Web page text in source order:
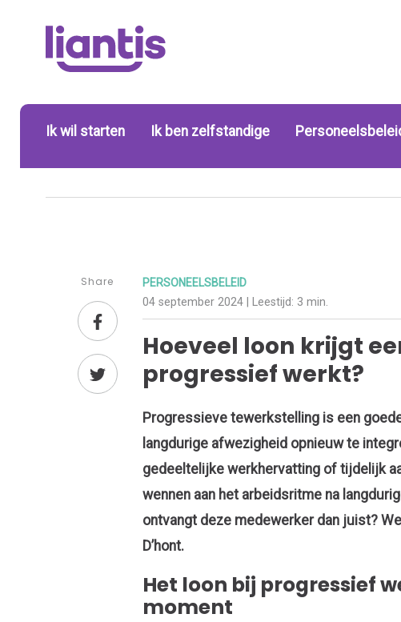
Ik wil starten Ik ben zelfstandige
Share PERSONEELSBELEID
04 september 2024 | Leestijd: 3 min.
Hoeveel loon krijgt
progressief werkt?
Progressieve tewerkstelling is een
langdurige afwezigheid opnieuw te
gedeeltelijke werkhervatting of tijdelijk
wennen aan het arbeidsritme na
ontvangt deze medewerker dan juist?
D’hont.
Het loon bij progressief
moment